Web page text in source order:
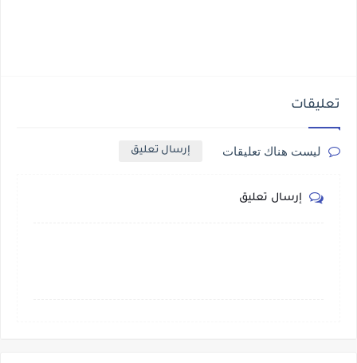
تعليقات
ليست هناك تعليقات إرسال تعليق
إرسال تعليق